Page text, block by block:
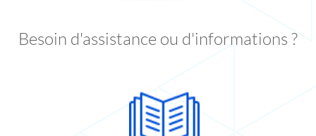
Besoin d'assistance ou d'informations ?